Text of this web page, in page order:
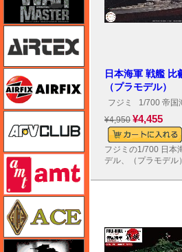
日本海軍 戦艦 比
（プラモデル）
フジミ 1/700 帝国
¥4,950 ¥4,455
フジミの1/700 日本
デル、（プラモデル
エアフィックス
AFVクラブ